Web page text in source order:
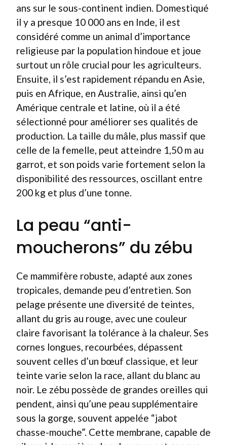
ans sur le sous-continent indien. Domestiqué
il y a presque 10 000 ans en Inde, il est
considéré comme un animal d’importance
religieuse par la population hindoue et joue
surtout un rôle crucial pour les agriculteurs.
Ensuite, il s’est rapidement répandu en Asie,
puis en Afrique, en Australie, ainsi qu’en
Amérique centrale et latine, où il a été
sélectionné pour améliorer ses qualités de
production. La taille du mâle, plus massif que
celle de la femelle, peut atteindre 1,50 m au
garrot, et son poids varie fortement selon la
disponibilité des ressources, oscillant entre
200 kg et plus d’une tonne.
La peau “anti-
moucherons” du zébu
Ce mammifère robuste, adapté aux zones
tropicales, demande peu d’entretien. Son
pelage présente une diversité de teintes,
allant du gris au rouge, avec une couleur
claire favorisant la tolérance à la chaleur. Ses
cornes longues, recourbées, dépassent
souvent celles d’un bœuf classique, et leur
teinte varie selon la race, allant du blanc au
noir. Le zébu possède de grandes oreilles qui
pendent, ainsi qu’une peau supplémentaire
sous la gorge, souvent appelée “jabot
chasse-mouche”. Cette membrane, capable de